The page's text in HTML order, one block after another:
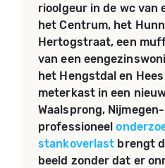
rioolgeur in de wc van
het Centrum, het
Hertogstraat, een
van een
het Hengstdal en
meterkast in een
Waalsprong,
professioneel
stankoverlast brengt
beeld zonder dat er